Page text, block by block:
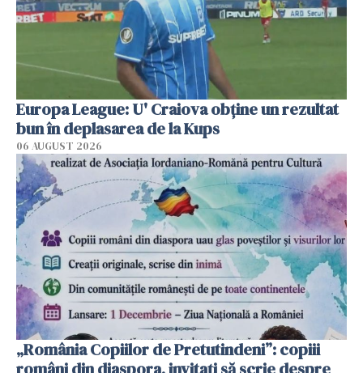
Europa League: U' Craiova obține un rezultat
bun în deplasarea de la Kups
06 AUGUST 2026
„România Copiilor de Pretutindeni”: copiii